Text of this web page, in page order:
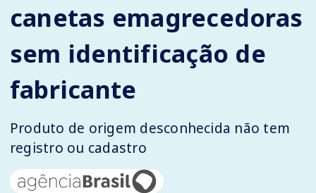
canetas emagrecedoras
sem identificação de
fabricante
Produto de origem desconhecida não tem
registro ou cadastro